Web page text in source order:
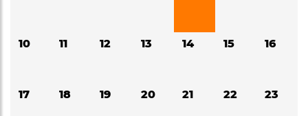
10 11 12 13 14 15 16
17 18 19 20 21 22 23